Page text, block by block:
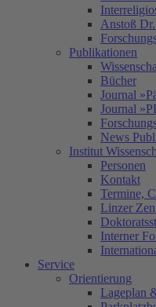
Anstoß
Publikationen
Bücher
Journal
Journal
News
Institut
Personen
Kontakt
Termine,
Linzer
Interner
Service
Orientierung
Lageplan